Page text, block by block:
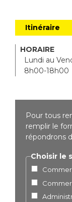
Itinéraire
HORAIRE
Lundi au
8h00-18h00
Pour tous
remplir le
répondrons
Choisir le